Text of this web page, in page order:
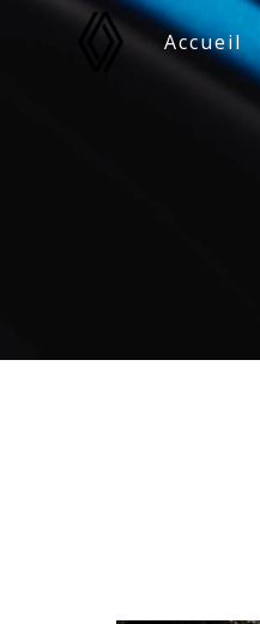
Panneau de gestion des
Accueil